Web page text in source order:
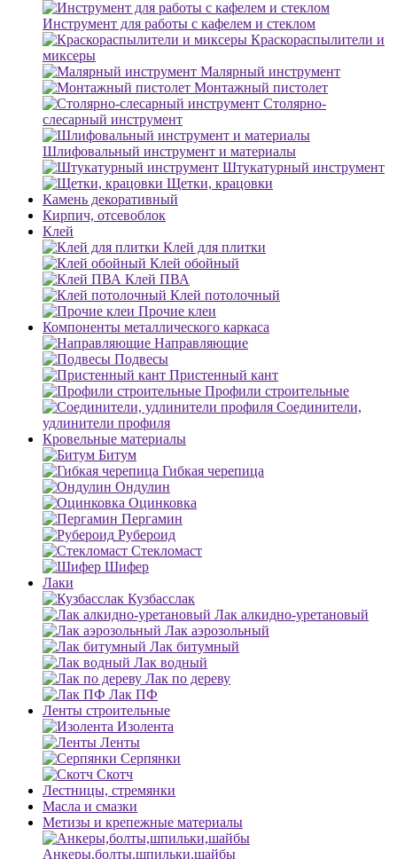
Инструмент для работы с кафелем и стеклом
Краскораспылители и
миксеры
Малярный инструмент
Монтажный пистолет
Столярно-
слесарный инструмент
Шлифовальный инструмент и материалы
Штукатурный инструмент
Щетки, крацовки
Камень декоративный
Кирпич, отсевоблок
Клей
Клей для плитки
Клей обойный
Клей ПВА
Клей потолочный
Прочие клеи
Компоненты металлического каркаса
Направляющие
Подвесы
Пристенный кант
Профили строительные
Соединители,
удлинители профиля
Кровельные материалы
Битум
Гибкая черепица
Ондулин
Оцинковка
Пергамин
Рубероид
Стекломаст
Шифер
Лаки
Кузбасслак
Лак алкидно-уретановый
Лак аэрозольный
Лак битумный
Лак водный
Лак по дереву
Лак ПФ
Ленты строительные
Изолента
Ленты
Серпянки
Скотч
Лестницы, стремянки
Масла и смазки
Метизы и крепежные материалы
Анкеры,болты,шпильки,шайбы